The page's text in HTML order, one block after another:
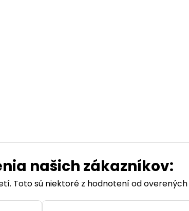
našich zákazníkov:
Toto sú niektoré z hodnotení od overených